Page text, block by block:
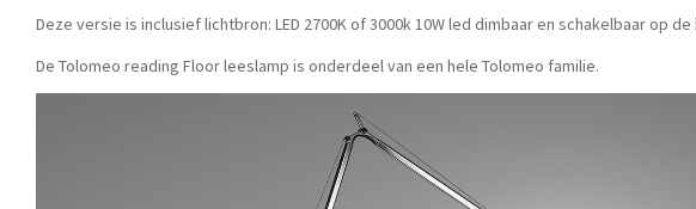
Deze versie is inclusief lichtbron: LED 2700K of 3000k 10W led dimbaar en schakelbaar op
De Tolomeo reading Floor leeslamp is onderdeel van een hele Tolomeo familie.